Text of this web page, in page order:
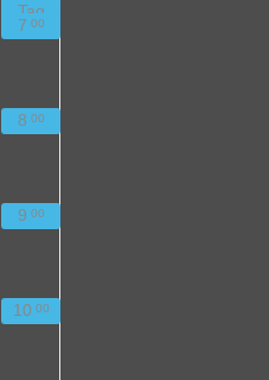
Tag
7 00
8 00
9 00
10 00